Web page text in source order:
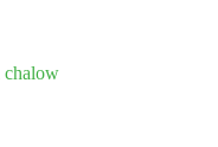
chalow